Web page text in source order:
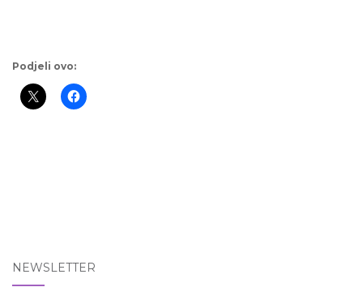
Podjeli ovo:
NEWSLETTER